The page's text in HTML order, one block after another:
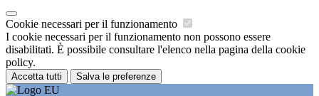
Cookie necessari per il funzionamento
I cookie necessari per il funzionamento non possono essere
disabilitati. È possibile consultare l'elenco nella pagina della cookie
policy.
Accetta tutti Salva le preferenze